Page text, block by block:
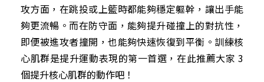
攻方面，在跳投或上籃時都能夠穩定軀幹，讓出手能
夠更流暢。而在防守面，能夠提升碰撞上的對抗性，
即便被進攻者撞開，也能夠快速恢復到平衡。訓練核
心肌群是提升運動表現的第一首選，在此推薦大家 3
個提升核心肌群的動作吧！